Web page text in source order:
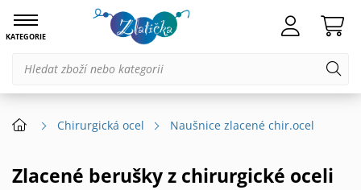
KATEGORIE
Chirurgická ocel Naušnice zlacené chir.ocel
Zlacené berušky z chirurgické oceli